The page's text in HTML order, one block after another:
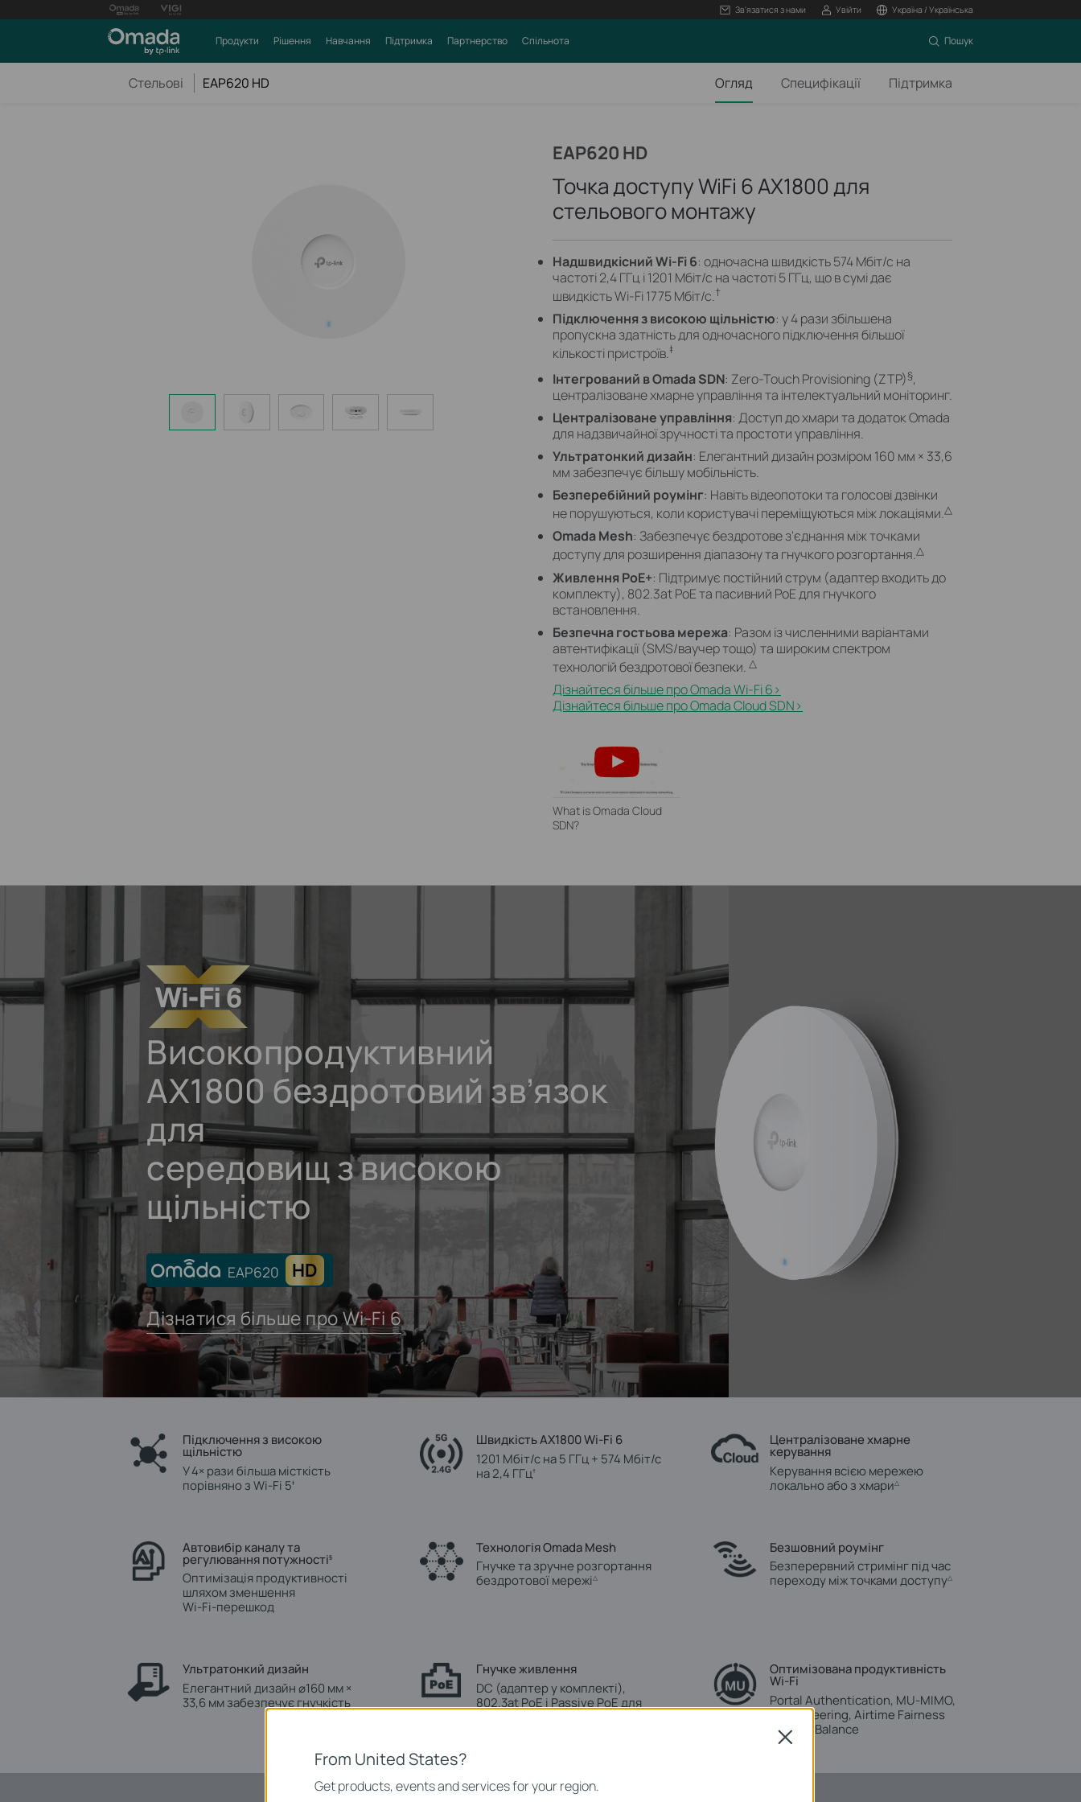
Зв'язатися з нами Увійти Україна / Українська
Продукти Рішення Навчання Підтримка Партнерство Спільнота Пошук
Стельові EAP620 HD Огляд Специфікації Підтримка
EAP620 HD
Точка доступу WiFi 6 AX1800 для
стельового монтажу
Надшвидкісний Wi-Fi 6: одночасна швидкість 574 Мбіт/с на
частоті 2,4 ГГц і 1201 Мбіт/с на частоті 5 ГГц, що в сумі дає
швидкість Wi-Fi 1775 Мбіт/с.†
Підключення з високою щільністю: у 4 рази збільшена
пропускна здатність для одночасного підключення більшої
кількості пристроїв.‡
Інтегрований в Omada SDN: Zero-Touch Provisioning (ZTP)§,
централізоване хмарне управління та інтелектуальний моніторинг.
Централізоване управління: Доступ до хмари та додаток Omada
для надзвичайної зручності та простоти управління.
Ультратонкий дизайн: Елегантний дизайн розміром 160 мм × 33,6
мм забезпечує більшу мобільність.
Безперебійний роумінг: Навіть відеопотоки та голосові дзвінки
не порушуються, коли користувачі переміщуються між локаціями.△
Omada Mesh: Забезпечує бездротове з'єднання між точками
доступу для розширення діапазону та гнучкого розгортання.△
Живлення PoE+: Підтримує постійний струм (адаптер входить до
комплекту), 802.3at PoE та пасивний PoE для гнучкого
встановлення.
Безпечна гостьова мережа: Разом із численними варіантами
автентифікації (SMS/ваучер тощо) та широким спектром
технологій бездротової безпеки. △
Дізнайтеся більше про Omada Wi-Fi 6>​
Дізнайтеся більше про Omada Cloud SDN>​
What is Omada Cloud
SDN?
Високопродуктивний
AX1800 бездротовий зв’язок
для
середовищ з високою
щільністю
EAP620
HD
Дізнатися більше про Wi‑Fi 6
Підключення з високою
щільністю
У 4× рази більша місткість
порівняно з Wi‑Fi 5‡
Швидкість AX1800 Wi‑Fi 6
1201 Мбіт/с на 5 ГГц + 574 Мбіт/с
на 2,4 ГГц†
Централізоване хмарне
керування
Керування всією мережею
локально або з хмари △
Автовибір каналу та
регулювання потужності§
Оптимізація продуктивності
шляхом зменшення
Wi‑Fi‑перешкод
Технологія Omada Mesh
Гнучке та зручне розгортання
бездротової мережі△
Безшовний роумінг
Безперервний стримінг під час
переходу між точками доступу△
Ультратонкий дизайн
Елегантний дизайн ⌀160 мм ×
33,6 мм забезпечує гнучкість
Гнучке живлення
DC (адаптер у комплекті),
802.3at PoE і Passive PoE для
Оптимізована продуктивність
Wi‑Fi
Portal Authentication, MU‑MIMO,
Band Steering, Airtime Fairness
та Load Balance
From United States?
Get products, events and services for your region.
Close